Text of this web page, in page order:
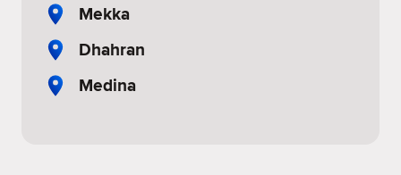
Mekka
Dhahran
Medina